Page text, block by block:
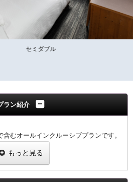
セミダブル
ラン紹介
むオールインクルーシブプランです。
ビールも一同に揃えております。
もっと見る